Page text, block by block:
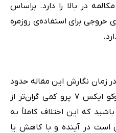
در بالا را دارد. براساس
برای استفاده‌ی روزمره
زمان نگارش این مقاله حدود
۳-۴ میلیون تومان است و پوکو ایکس ۷ پرو کمی گران‌تر از
باشید که این اختلاف کاملاً به
است در آینده و با کاهش یا